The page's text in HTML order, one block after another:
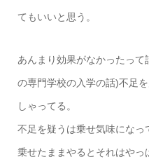
てもいいと思う。
あんまり効果がなかったっ
の専門学校の入学の話)不足
しゃってる。
不足を疑うは乗せ気味になっ
乗せたままやるとそれはやっ